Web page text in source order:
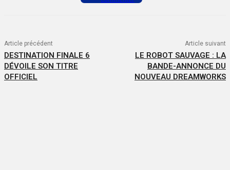
Article précédent
DESTINATION FINALE 6
DÉVOILE SON TITRE
OFFICIEL
Article suivant
LE ROBOT SAUVAGE : LA
BANDE-ANNONCE DU
NOUVEAU DREAMWORKS